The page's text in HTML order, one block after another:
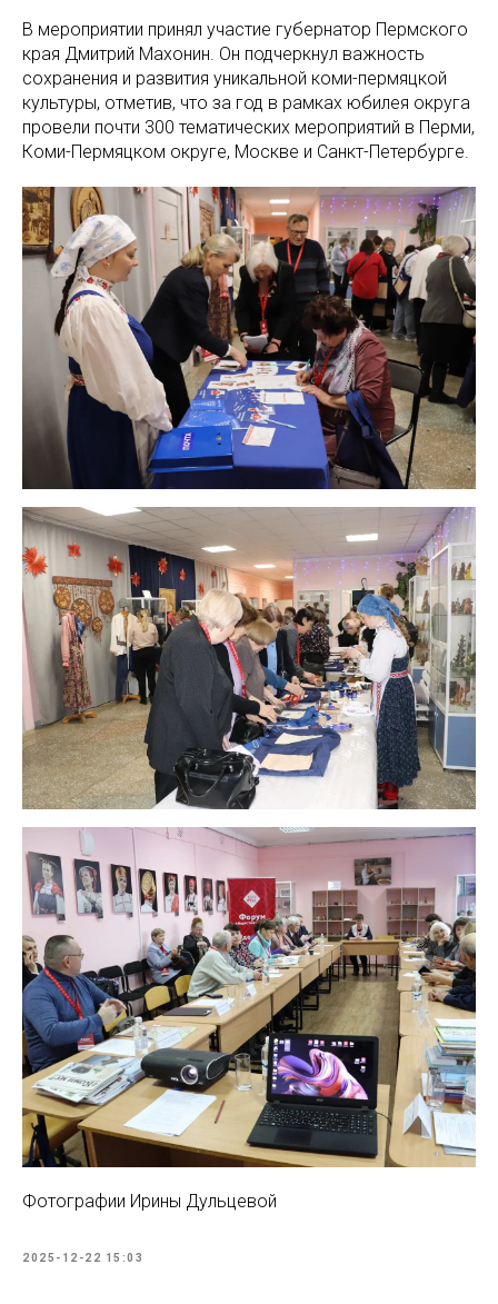
В мероприятии принял участие губернатор Пермского
края Дмитрий Махонин. Он подчеркнул важность
сохранения и развития уникальной коми-пермяцкой
культуры, отметив, что за год в рамках юбилея округа
провели почти 300 тематических мероприятий в Перми,
Коми-Пермяцком округе, Москве и Санкт-Петербурге.
Фотографии Ирины Дульцевой
2025-12-22 15:03